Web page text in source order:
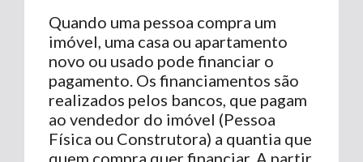
Quando uma pessoa compra um
imóvel, uma casa ou apartamento
novo ou usado pode financiar o
pagamento. Os financiamentos são
realizados pelos bancos, que pagam
ao vendedor do imóvel (Pessoa
Física ou Construtora) a quantia que
quem compra quer financiar. A partir